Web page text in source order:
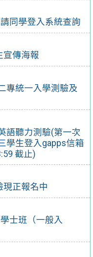
同學登入系統查詢
宣傳海報
專統一入學測驗及
語聽力測驗(第一次
學生登入gapps信箱
截止)
現正報名中
士班（一般入